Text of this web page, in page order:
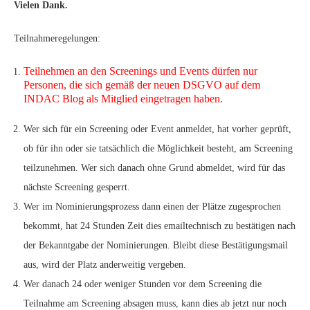
Vielen Dank.
Teilnahmeregelungen:
Teilnehmen an den Screenings und Events dürfen nur
Personen, die sich gemäß der neuen DSGVO auf dem
INDAC Blog als Mitglied eingetragen haben.
Wer sich für ein Screening oder Event anmeldet, hat vorher geprüft,
ob für ihn oder sie tatsächlich die Möglichkeit besteht, am Screening
teilzunehmen. Wer sich danach ohne Grund abmeldet, wird für das
nächste Screening gesperrt.
Wer im Nominierungsprozess dann einen der Plätze zugesprochen
bekommt, hat 24 Stunden Zeit dies emailtechnisch zu bestätigen nach
der Bekanntgabe der Nominierungen. Bleibt diese Bestätigungsmail
aus, wird der Platz anderweitig vergeben.
Wer danach 24 oder weniger Stunden vor dem Screening die
Teilnahme am Screening absagen muss, kann dies ab jetzt nur noch